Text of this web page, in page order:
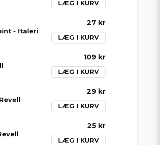
LÆG I KURV
- Italeri
27 kr
LÆG I KURV
109 kr
LÆG I KURV
29 kr
LÆG I KURV
25 kr
LÆG I KURV